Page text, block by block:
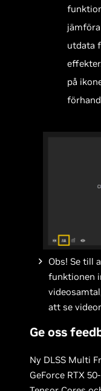
utdata
på
Obs! Se till
funktionen
att se
Ge oss
Ny DLSS Multi
GeForce RTX